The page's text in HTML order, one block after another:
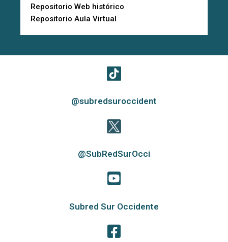
Repositorio Web histórico
Repositorio Aula Virtual
@subredsuroccident
@SubRedSurOcci
Subred Sur Occidente